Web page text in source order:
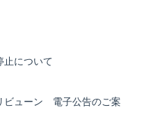
止について
ビューン 電子公告のご案